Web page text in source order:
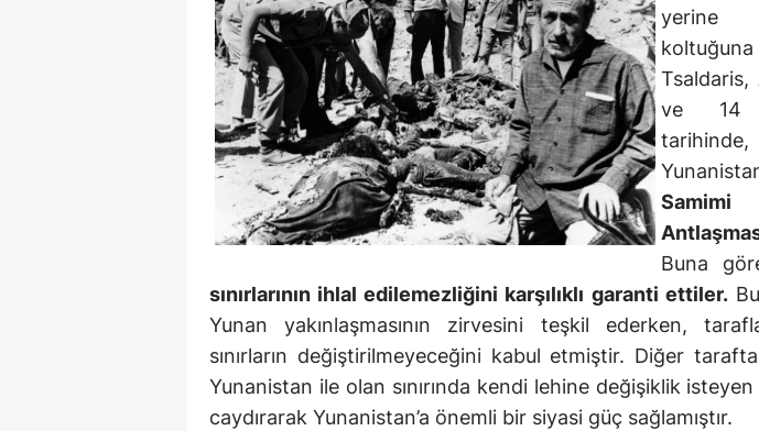
yerine
Tsaldaris,
ve 14
Buna
sınırlarının ihlal edilemezliğini karşılıklı garanti ettiler.
Yunan yakınlaşmasının zirvesini teşkil ederken,
sınırların değiştirilmeyeceğini kabul etmiştir. Diğer
Yunanistan ile olan sınırında kendi lehine değişiklik isteyen
caydırarak Yunanistan’a önemli bir siyasi güç sağlamıştır.